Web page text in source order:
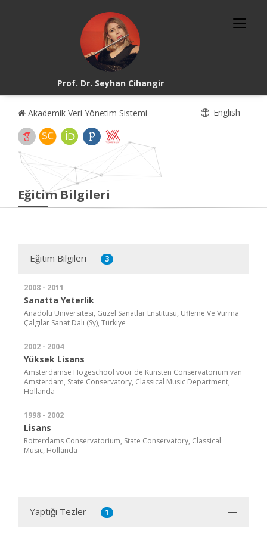
Prof. Dr. Seyhan Cihangir
Akademik Veri Yönetim Sistemi English
Eğitim Bilgileri
Eğitim Bilgileri 3
2008 - 2011
Sanatta Yeterlik
Anadolu Üniversitesi, Güzel Sanatlar Enstitüsü, Üfleme Ve Vurma
Çalgılar Sanat Dalı (Sy), Türkiye
2002 - 2004
Yüksek Lisans
Amsterdamse Hogeschool voor de Kunsten Conservatorium van
Amsterdam, State Conservatory, Classical Music Department,
Hollanda
1998 - 2002
Lisans
Rotterdams Conservatorium, State Conservatory, Classical
Music, Hollanda
Yaptığı Tezler 1